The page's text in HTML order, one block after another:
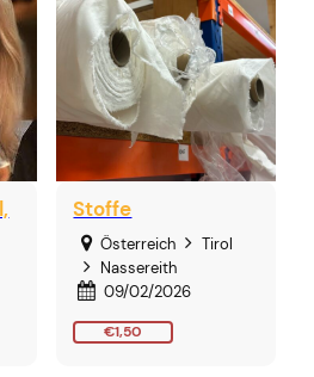
Stoffe
Österreich
Tirol
Nassereith
09/02/2026
€1,50